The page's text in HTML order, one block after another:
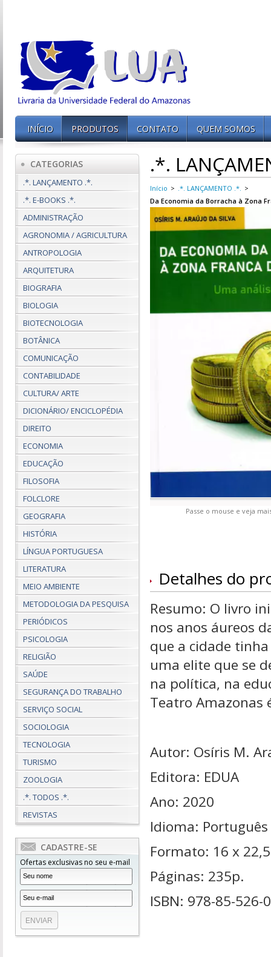
INÍCIO PRODUTOS CONTATO QUEM SOMOS
CATEGORIAS
.*. LANÇAMENTO .*.
.*. E-BOOKS .*.
ADMINISTRAÇÃO
AGRONOMIA / AGRICULTURA
ANTROPOLOGIA
ARQUITETURA
BIOGRAFIA
BIOLOGIA
BIOTECNOLOGIA
BOTÂNICA
COMUNICAÇÃO
CONTABILIDADE
CULTURA/ ARTE
DICIONÁRIO/ ENCICLOPÉDIA
DIREITO
ECONOMIA
EDUCAÇÃO
FILOSOFIA
FOLCLORE
GEOGRAFIA
HISTÓRIA
LÍNGUA PORTUGUESA
LITERATURA
MEIO AMBIENTE
METODOLOGIA DA PESQUISA
PERIÓDICOS
PSICOLOGIA
RELIGIÃO
SAÚDE
SEGURANÇA DO TRABALHO
SERVIÇO SOCIAL
SOCIOLOGIA
TECNOLOGIA
TURISMO
ZOOLOGIA
.*. TODOS .*.
REVISTAS
CADASTRE-SE
Ofertas exclusivas no seu e-mail
.*.
Início > .*. LANÇAMENTO .*. >
Da Economia da Borracha à Zona
Passe o mouse e veja
Detalhes do
Resumo: O livro
nos anos áureos
que a cidade
uma elite que se
na política, na
Teatro Amazonas
Autor: Osíris M.
Editora: EDUA
Ano: 2020
Idioma: Português
Formato: 16 x
Páginas: 235p.
ISBN: 978-85-526-